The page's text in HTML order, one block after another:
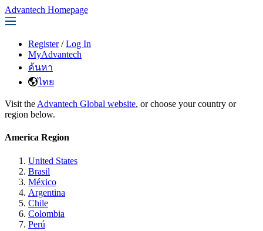
Advantech Homepage
Register / Log In
MyAdvantech
ค้นหา
ไทย
Visit the Advantech Global website, or choose your country or
region below.
America Region
United States
Brasil
México
Argentina
Chile
Colombia
Perú